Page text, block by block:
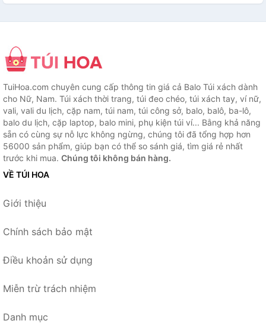
TuiHoa.com chuyên cung cấp thông tin giá cả Balo Túi xách dành
cho Nữ, Nam. Túi xách thời trang, túi đeo chéo, túi xách tay, ví nữ,
vali, vali du lịch, cặp nam, túi nam, túi công sở, balo, balô, ba-lô,
balo du lịch, cặp laptop, balo mini, phụ kiện túi ví... Bằng khả năng
sẵn có cùng sự nỗ lực không ngừng, chúng tôi đã tổng hợp hơn
56000 sản phẩm, giúp bạn có thể so sánh giá, tìm giá rẻ nhất
trước khi mua. Chúng tôi không bán hàng.
VỀ TÚI HOA
Giới thiệu
Chính sách bảo mật
Điều khoản sử dụng
Miễn trừ trách nhiệm
Danh mục